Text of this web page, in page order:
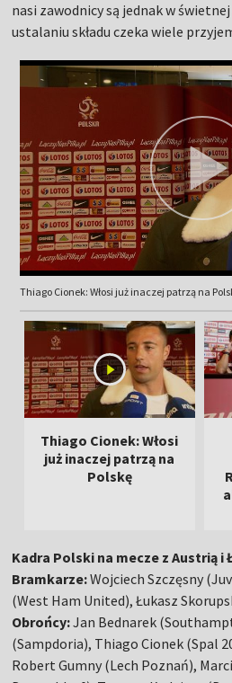
nasi zawodnicy są jednak w
ustalaniu składu czeka wiele
Thiago Cionek: Włosi już inaczej patrzą na
Thiago Cionek: Włosi
już inaczej patrzą na
Polskę
Kadra Polski na mecze z Austrią i
Bramkarze:Wojciech Szczęsny
(West Ham United), Łukasz
Obrońcy:Jan Bednarek
(Sampdoria), Thiago Cionek (Spal
Robert Gumny (Lech Poznań),